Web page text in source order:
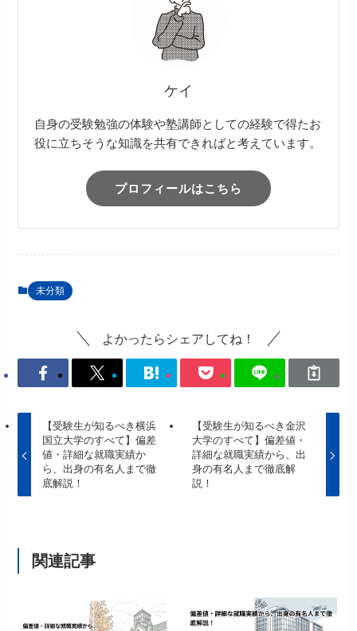
ケイ
自身の受験勉強の体験や塾講師としての経験で得たお
役に立ちそうな知識を共有できればと考えています。
プロフィールはこちら
未分類
よかったらシェアしてね！
【受験生が知るべき横浜
国立大学のすべて】偏差
値・詳細な就職実績か
ら、出身の有名人まで徹
底解説！
【受験生が知るべき金沢
大学のすべて】偏差値・
詳細な就職実績から、出
身の有名人まで徹底解
説！
関連記事